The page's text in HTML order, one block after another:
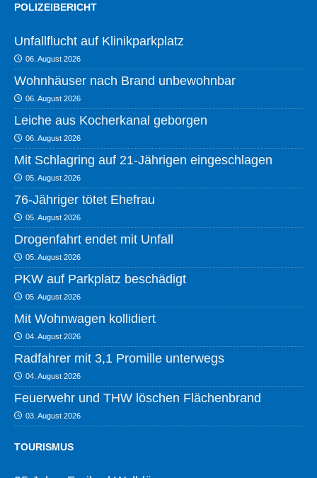
POLIZEIBERICHT
Unfallflucht auf Klinikparkplatz
06. August 2026
Wohnhäuser nach Brand unbewohnbar
06. August 2026
Leiche aus Kocherkanal geborgen
06. August 2026
Mit Schlagring auf 21-Jährigen eingeschlagen
05. August 2026
76-Jähriger tötet Ehefrau
05. August 2026
Drogenfahrt endet mit Unfall
05. August 2026
PKW auf Parkplatz beschädigt
05. August 2026
Mit Wohnwagen kollidiert
04. August 2026
Radfahrer mit 3,1 Promille unterwegs
04. August 2026
Feuerwehr und THW löschen Flächenbrand
03. August 2026
TOURISMUS